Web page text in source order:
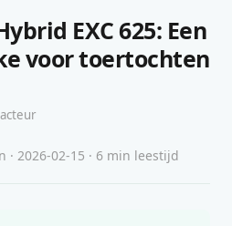
EXC 625: Een
voor toertochten
2026-02-15 · 6 min leestijd